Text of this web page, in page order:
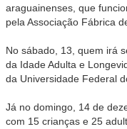
araguainenses, que
pela Associação Fábrica
No sábado, 13, quem irá
da Idade Adulta e
da Universidade Federal
Já no domingo, 14 de
com 15 crianças e 25